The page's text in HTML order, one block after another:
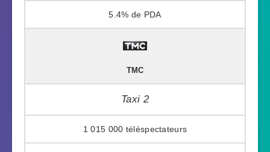
5.4%
TMC
Taxi 2
1 015 000